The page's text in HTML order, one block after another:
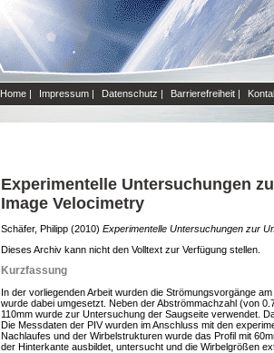
Home | Impressum | Datenschutz | Barrierefreiheit |
Experimentelle Untersuchungen
Image Velocimetry
Schäfer, Philipp (2010) Experimentelle Untersuchungen zur
Dieses Archiv kann nicht den Volltext zur Verfügung stellen.
Kurzfassung
In der vorliegenden Arbeit wurden die Strömungsvorgänge
wurde dabei umgesetzt. Neben der Abströmmachzahl (von
110mm wurde zur Untersuchung der Saugseite verwendet.
Die Messdaten der PIV wurden im Anschluss mit den
Nachlaufes und der Wirbelstrukturen wurde das Profil mit
der Hinterkante ausbildet, untersucht und die Wirbelgrößen